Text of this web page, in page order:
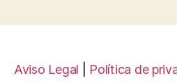
Aviso Legal Política de